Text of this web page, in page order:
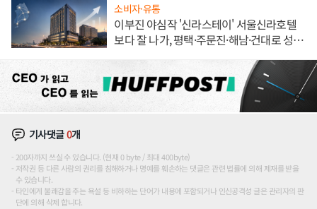
소비자·유통
이부진 야심작 '신라스테이' 서울신라호텔
보다 잘 나가, 평택·주문진·해남·건대로 성
기사댓글0개
200자까지 쓰실 수 있습니다. (현재 0 byte / 최대 400byte)
저작권 등 다른 사람의 권리를 침해하거나 명예를 훼손하는 댓글은 관련 법률에 의해 제재를 받을
수 있습니다.
타인에게 불쾌감을 주는 욕설 등 비하하는 단어가 내용에 포함되거나 인신공격성 글은 관리자의 판
단에 의해 삭제 합니다.